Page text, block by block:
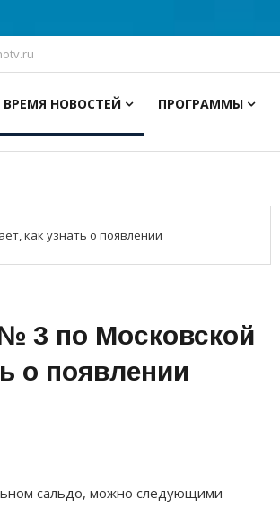
ВРЕМЯ НОВОСТЕЙ ПРОГРАММЫ
как узнать о появлении
3 по Московской
о появлении
сальдо, можно следующими